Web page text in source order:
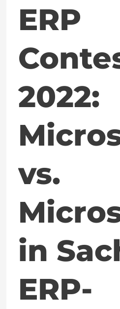
ERP
2022:
vs.
in
ERP-
Sachen
Usability